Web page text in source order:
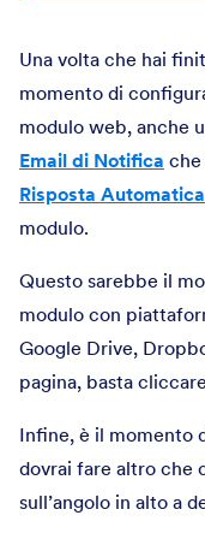
Una volta che hai
momento di
modulo web, anche
Email di Notifica che
Risposta Automatica
modulo.
Questo sarebbe il
modulo con
Google Drive,
pagina, basta
Infine, è il momento
dovrai fare altro che
sull’angolo in alto a